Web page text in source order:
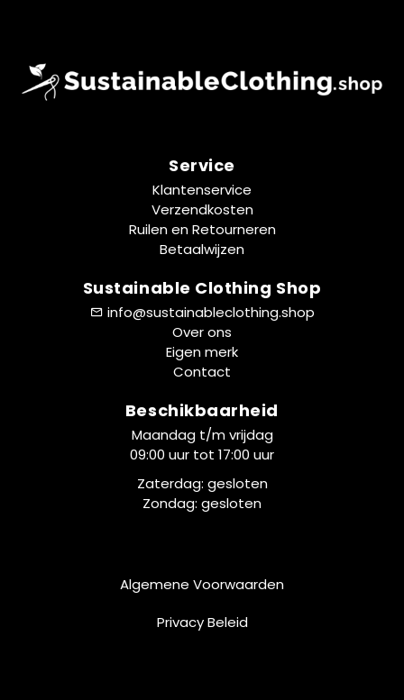
Service
Klantenservice
Verzendkosten
Ruilen en Retourneren
Betaalwijzen
Sustainable Clothing Shop
info@sustainableclothing.shop
Over ons
Eigen merk
Contact
Beschikbaarheid
Maandag t/m vrijdag
09:00 uur tot 17:00 uur
Zaterdag: gesloten
Zondag: gesloten
Algemene Voorwaarden
Privacy Beleid